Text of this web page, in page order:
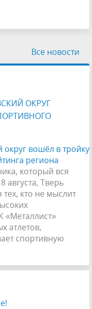
Все новости
ОКРУГ
который вся
августа, Тверь
кто не мыслит
«Металлист»
атлетов,
спортивную